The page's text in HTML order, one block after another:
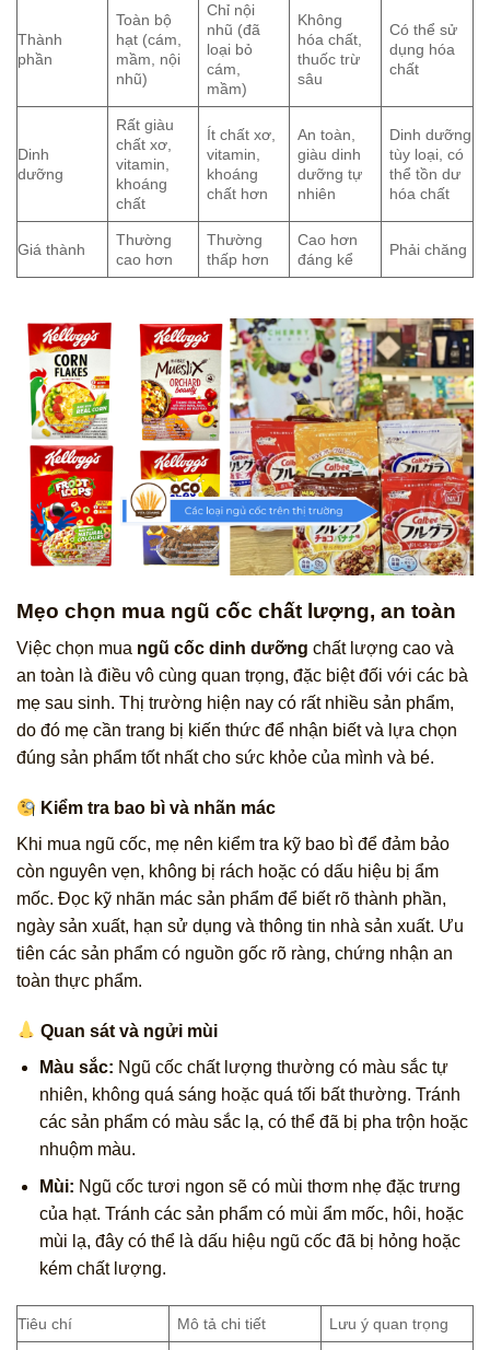
Thành
phần
Toàn bộ
hạt (cám,
mầm, nội
nhũ)
Chỉ nội
nhũ (đã
loại bỏ
cám,
mầm)
Không
hóa chất,
thuốc trừ
sâu
Có thể sử
dụng hóa
chất
Dinh
dưỡng
Rất giàu
chất xơ,
vitamin,
khoáng
chất
Ít chất xơ,
vitamin,
khoáng
chất hơn
An toàn,
giàu dinh
dưỡng tự
nhiên
Dinh dưỡng
tùy loại, có
thể tồn dư
hóa chất
Giá thành
Thường
cao hơn
Thường
thấp hơn
Cao hơn
đáng kể
Phải chăng
Mẹo chọn mua ngũ cốc chất lượng, an toàn
Việc chọn mua ngũ cốc dinh dưỡng chất lượng cao và
an toàn là điều vô cùng quan trọng, đặc biệt đối với các bà
mẹ sau sinh. Thị trường hiện nay có rất nhiều sản phẩm,
do đó mẹ cần trang bị kiến thức để nhận biết và lựa chọn
đúng sản phẩm tốt nhất cho sức khỏe của mình và bé.
Kiểm tra bao bì và nhãn mác
Khi mua ngũ cốc, mẹ nên kiểm tra kỹ bao bì để đảm bảo
còn nguyên vẹn, không bị rách hoặc có dấu hiệu bị ẩm
mốc. Đọc kỹ nhãn mác sản phẩm để biết rõ thành phần,
ngày sản xuất, hạn sử dụng và thông tin nhà sản xuất. Ưu
tiên các sản phẩm có nguồn gốc rõ ràng, chứng nhận an
toàn thực phẩm.
Quan sát và ngửi mùi
Màu sắc: Ngũ cốc chất lượng thường có màu sắc tự
nhiên, không quá sáng hoặc quá tối bất thường. Tránh
các sản phẩm có màu sắc lạ, có thể đã bị pha trộn hoặc
nhuộm màu.
Mùi: Ngũ cốc tươi ngon sẽ có mùi thơm nhẹ đặc trưng
của hạt. Tránh các sản phẩm có mùi ẩm mốc, hôi, hoặc
mùi lạ, đây có thể là dấu hiệu ngũ cốc đã bị hỏng hoặc
kém chất lượng.
Tiêu chí Mô tả chi tiết Lưu ý quan trọng